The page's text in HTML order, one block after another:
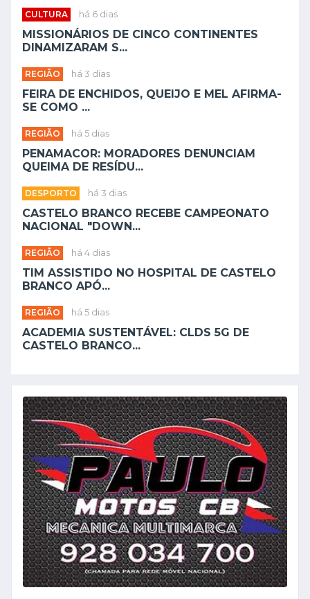
CULTURA há 6 dias
MISSIONÁRIOS DE CINCO CONTINENTES
DINAMIZARAM S...
REGIÃO há 3 dias
FEIRA DE ENCHIDOS, QUEIJO E MEL AFIRMA-
SE COMO ...
REGIÃO há 5 dias
PENAMACOR: MORADORES DENUNCIAM
QUEIMA DE RESÍDU...
DESPORTO há 3 dias
CASTELO BRANCO RECEBE CAMPEONATO
NACIONAL "DOWN...
REGIÃO há 4 dias
TIM ASSISTIDO NO HOSPITAL DE CASTELO
BRANCO APÓ...
REGIÃO há 5 dias
ACADEMIA SUSTENTÁVEL: CLDS 5G DE
CASTELO BRANCO...